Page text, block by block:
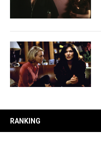
RANKING